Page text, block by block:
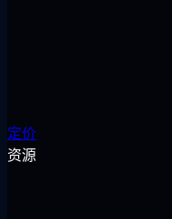
定价
资源